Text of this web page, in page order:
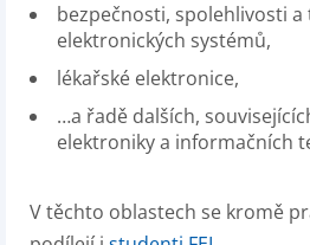
bezpečnosti, spolehlivosti
elektronických systémů,
lékařské elektronice,
…a řadě dalších,
elektroniky a informačních
V těchto oblastech se kromě